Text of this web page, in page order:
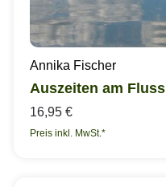
Annika Fischer
Auszeiten am Fluss
16,95 €
Preis inkl. MwSt.*